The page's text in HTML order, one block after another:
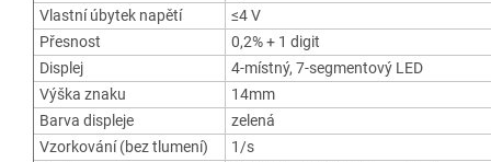
Vlastní úbytek napětí
≤4 V
Přesnost
0,2% + 1 digit
Displej
4-místný, 7-segmentový LED
Výška znaku
14mm
Barva displeje
zelená
Vzorkování (bez tlumení)
1/s